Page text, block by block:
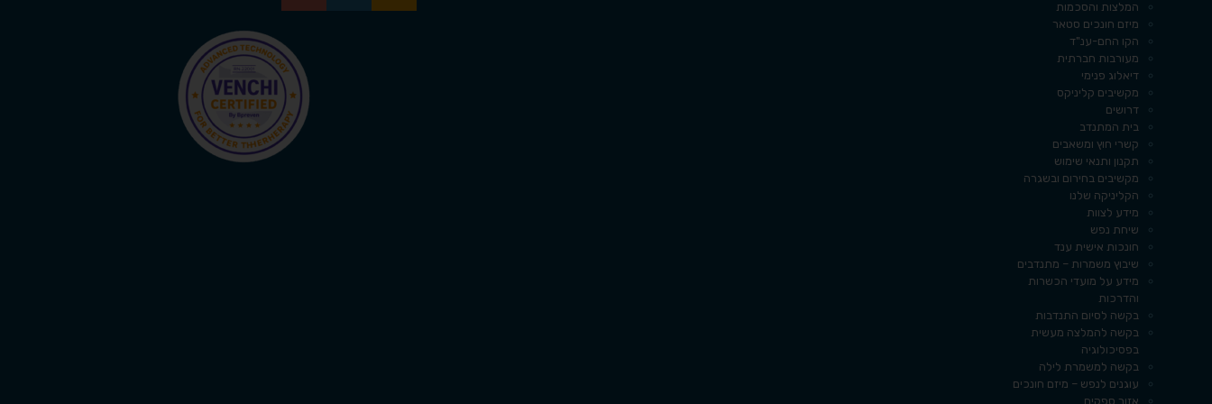
המלצות והסכמות
מיזם חונכים סטאר
הקו החם-ענ"ד
מעורבות חברתית
דיאלוג פנימי
מקשיבים קליניקס
דרושים
בית המתנדב
קשרי חוץ ומשאבים
תקנון ותנאי שימוש
מקשיבים בחירום ובשגרה
הקליניקה שלנו
מידע לצוות
שיחת נפש
חונכות אישית ענד
שיבוץ משמרות – מתנדבים
מידע על מועדי הכשרות
והדרכות
בקשה לסיום התנדבות
בקשה להמלצה מעשית
בפסיכולוגיה
בקשה למשמרת לילה
עוגנים לנפש – מיזם חונכים
אזור ספקים